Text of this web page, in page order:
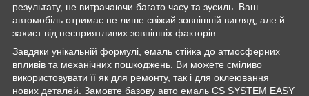
результату, не витрачаючи багато часу та зусиль. Ваш
автомобіль отримає не лише свіжий зовнішній вигляд, але й
захист від несприятливих зовнішніх факторів.
Завдяки унікальній формулі, емаль стійка до атмосферних
впливів та механічних пошкоджень. Ви можете сміливо
використовувати її як для ремонту, так і для оклеювання
нових деталей. Замовте базову авто емаль CS SYSTEM EASY